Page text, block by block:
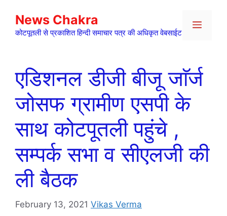
content
News Chakra
कोटपूतली से प्रकाशित हिन्दी समाचार पत्र की अधिकृत वेबसाईट
Menu
एडिशनल डीजी बीजू जाॅर्ज
जोसफ ग्रामीण एसपी के
साथ कोटपूतली पहुंचे ,
सम्पर्क सभा व सीएलजी की
ली बैठक
February 13, 2021 Vikas Verma